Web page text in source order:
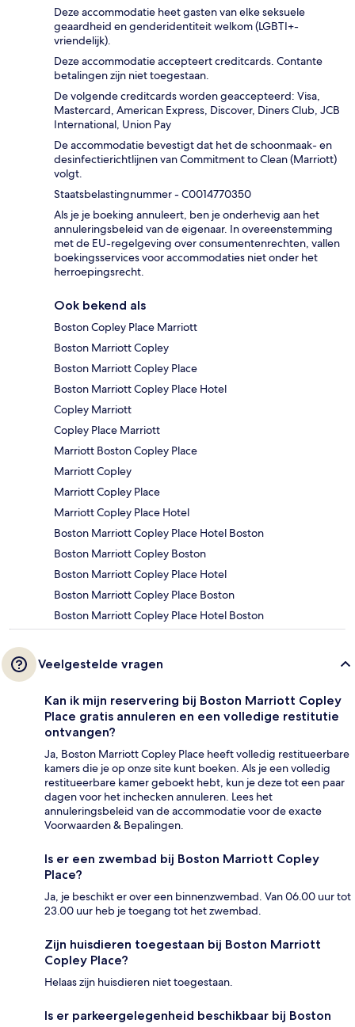
Deze accommodatie heet gasten van elke seksuele
geaardheid en genderidentiteit welkom (LGBTI+-
vriendelijk).
Deze accommodatie accepteert creditcards. Contante
betalingen zijn niet toegestaan.
De volgende creditcards worden geaccepteerd: Visa,
Mastercard, American Express, Discover, Diners Club, JCB
International, Union Pay
De accommodatie bevestigt dat het de schoonmaak- en
desinfectierichtlijnen van Commitment to Clean (Marriott)
volgt.
Staatsbelastingnummer - C0014770350
Als je je boeking annuleert, ben je onderhevig aan het
annuleringsbeleid van de eigenaar. In overeenstemming
met de EU-regelgeving over consumentenrechten, vallen
boekingsservices voor accommodaties niet onder het
herroepingsrecht.
Ook bekend als
Boston Copley Place Marriott
Boston Marriott Copley
Boston Marriott Copley Place
Boston Marriott Copley Place Hotel
Copley Marriott
Copley Place Marriott
Marriott Boston Copley Place
Marriott Copley
Marriott Copley Place
Marriott Copley Place Hotel
Boston Marriott Copley Place Hotel Boston
Boston Marriott Copley Boston
Boston Marriott Copley Place Hotel
Boston Marriott Copley Place Boston
Boston Marriott Copley Place Hotel Boston
Veelgestelde vragen
Kan ik mijn reservering bij Boston Marriott Copley
Place gratis annuleren en een volledige restitutie
ontvangen?
Ja, Boston Marriott Copley Place heeft volledig restitueerbare
kamers die je op onze site kunt boeken. Als je een volledig
restitueerbare kamer geboekt hebt, kun je deze tot een paar
dagen voor het inchecken annuleren. Lees het
annuleringsbeleid van de accommodatie voor de exacte
Voorwaarden & Bepalingen.
Is er een zwembad bij Boston Marriott Copley
Place?
Ja, je beschikt er over een binnenzwembad. Van 06.00 uur tot
23.00 uur heb je toegang tot het zwembad.
Zijn huisdieren toegestaan bij Boston Marriott
Copley Place?
Helaas zijn huisdieren niet toegestaan.
Is er parkeergelegenheid beschikbaar bij Boston